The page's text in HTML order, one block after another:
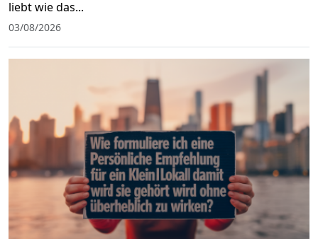
liebt wie das...
03/08/2026